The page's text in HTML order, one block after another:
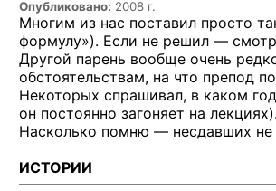
Опубликовано: 2008 г.
Многим из нас поставил просто
формулу»). Если не решил —
Другой парень вообще очень
обстоятельствам, на что препод
Некоторых спрашивал, в каком
он постоянно загоняет на лекциях).
Насколько помню — несдавших не
ИСТОРИИ